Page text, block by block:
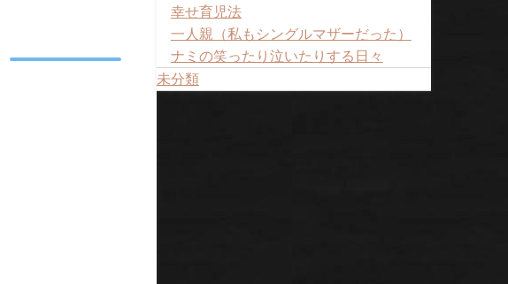
幸せ育児法
一人親（私もシングルマザーだった）
ナミの笑ったり泣いたりする日々
未分類